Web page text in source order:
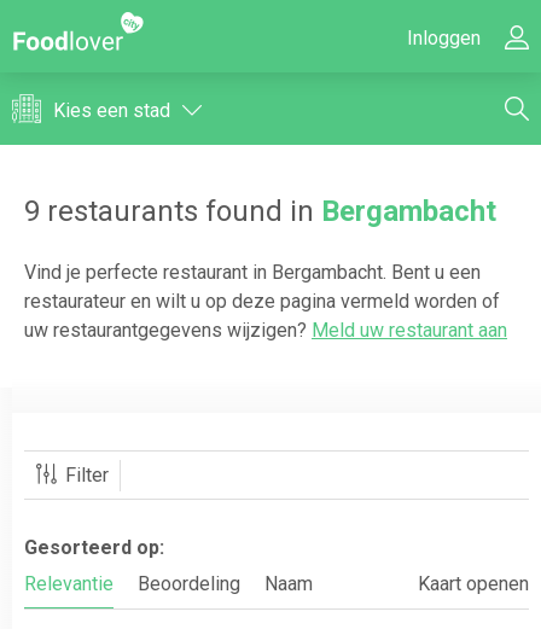
Inloggen
Kies een stad
9 restaurants found in Bergambacht
Vind je perfecte restaurant in Bergambacht. Bent u een
restaurateur en wilt u op deze pagina vermeld worden of
uw restaurantgegevens wijzigen? Meld uw restaurant aan
Filter
Gesorteerd op:
Relevantie
Beoordeling Naam Kaart openen